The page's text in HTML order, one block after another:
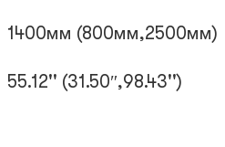
1400мм (800мм,2500мм)
55.12'' (31.50″,98.43'')